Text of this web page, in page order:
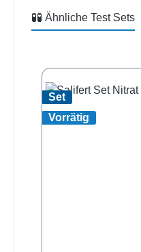
🧪🧪 Ähnliche Test Sets
Set
Vorrätig